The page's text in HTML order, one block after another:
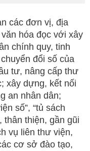
các đơn vị, địa
hóa đọc với xây
chính quy, tinh
đổi số của
tư, nâng cấp thư
xây dựng, kết nối
an nhân dân;
số”, “tủ sách
thân thiện, gần gũi
vụ liên thư viện,
cơ sở đào tạo,